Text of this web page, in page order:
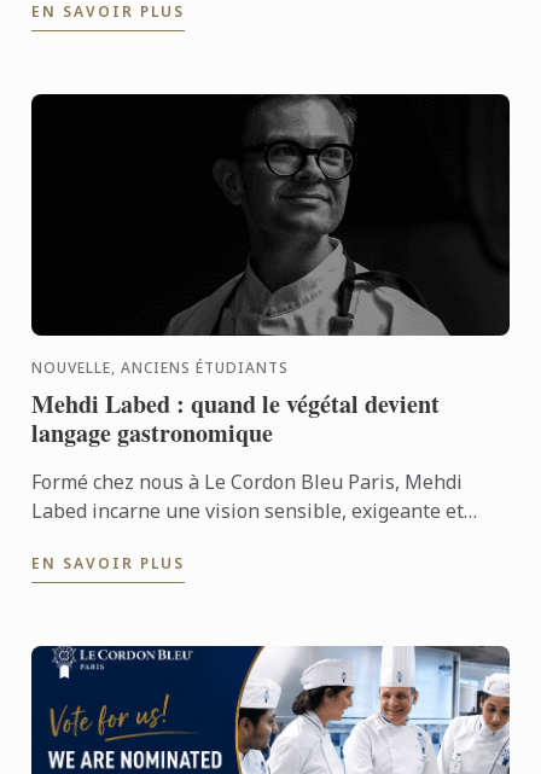
bien mérité !
EN SAVOIR PLUS
NOUVELLE, ANCIENS ÉTUDIANTS
Mehdi Labed : quand le végétal devient
langage gastronomique
Formé chez nous à Le Cordon Bleu Paris, Mehdi
Labed incarne une vision sensible, exigeante et
inspirant, ...
EN SAVOIR PLUS